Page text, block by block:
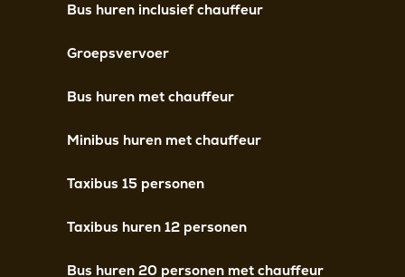
Bus huren inclusief chauffeur
Groepsvervoer
Bus huren met chauffeur
Minibus huren met chauffeur
Taxibus 15 personen
Taxibus huren 12 personen
Bus huren 20 personen met chauffeur